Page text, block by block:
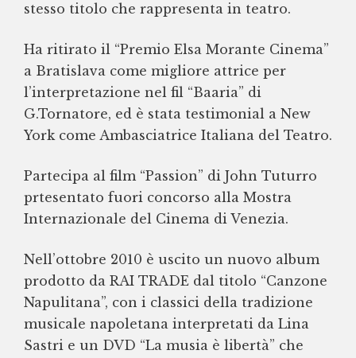
stesso titolo che rappresenta in teatro.
Ha ritirato il “Premio Elsa Morante Cinema”
a Bratislava come migliore attrice per
l’interpretazione nel fil “Baaria” di
G.Tornatore, ed è stata testimonial a New
York come Ambasciatrice Italiana del Teatro.
Partecipa al film “Passion” di John Tuturro
prtesentato fuori concorso alla Mostra
Internazionale del Cinema di Venezia.
Nell’ottobre 2010 è uscito un nuovo album
prodotto da RAI TRADE dal titolo “Canzone
Napulitana”, con i classici della tradizione
musicale napoletana interpretati da Lina
Sastri e un DVD “La musia è libertà” che